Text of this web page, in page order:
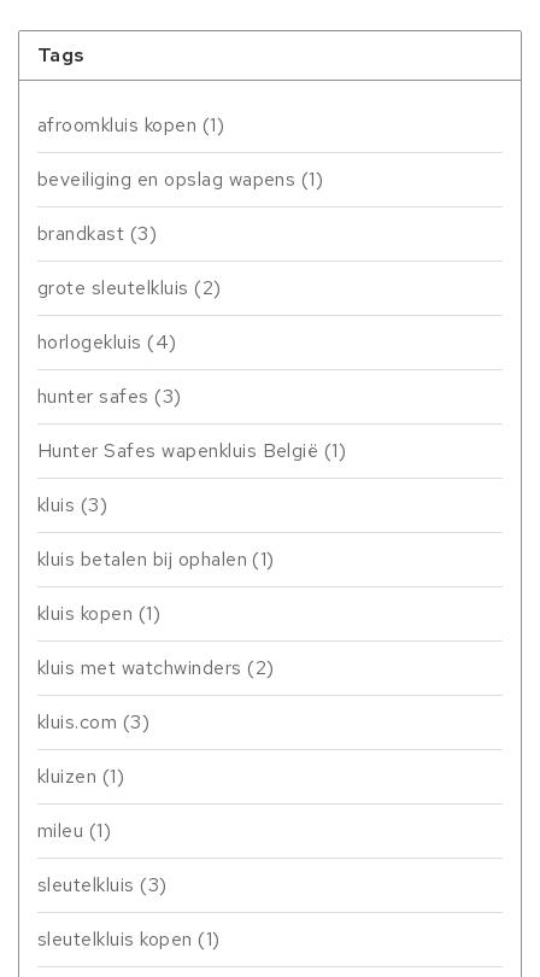
Tags
afroomkluis kopen (1)
beveiliging en opslag wapens (1)
brandkast (3)
grote sleutelkluis (2)
horlogekluis (4)
hunter safes (3)
Hunter Safes wapenkluis België (1)
kluis (3)
kluis betalen bij ophalen (1)
kluis kopen (1)
kluis met watchwinders (2)
kluis.com (3)
kluizen (1)
mileu (1)
sleutelkluis (3)
sleutelkluis kopen (1)